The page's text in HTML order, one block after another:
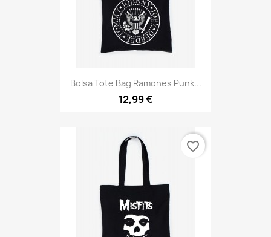
Bolsa Tote Bag Ramones Punk...
12,99 €
favorite_border